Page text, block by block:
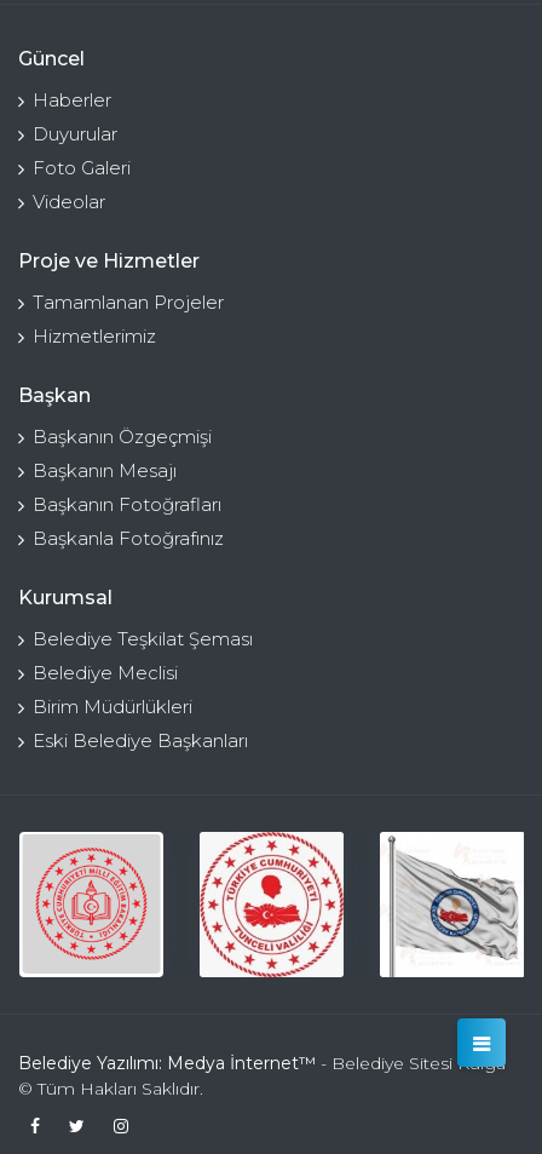
Güncel
Haberler
Duyurular
Foto Galeri
Videolar
Proje ve Hizmetler
Tamamlanan Projeler
Hizmetlerimiz
Başkan
Başkanın Özgeçmişi
Başkanın Mesajı
Başkanın Fotoğrafları
Başkanla Fotoğrafınız
Kurumsal
Belediye Teşkilat Şeması
Belediye Meclisi
Birim Müdürlükleri
Eski Belediye Başkanları
Belediye Yazılımı: Medya İnternet™ - Belediye Sitesi Kulga
© Tüm Hakları Saklıdır.